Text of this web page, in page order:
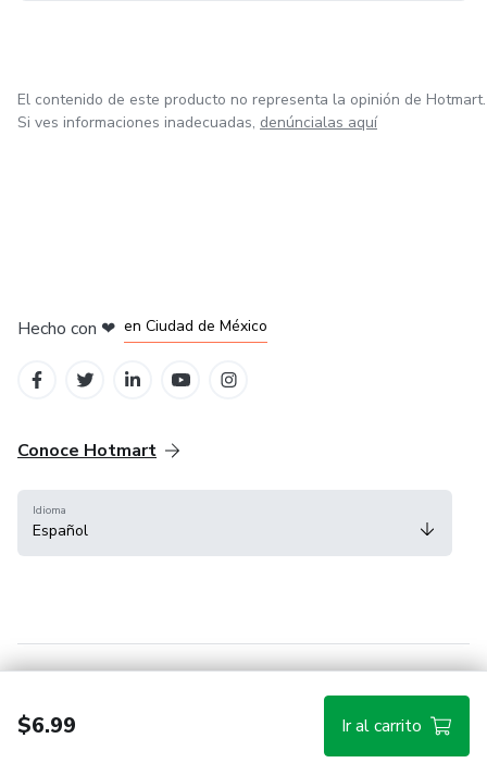
$6.99 Ir al carrito
El contenido de este producto no representa la opinión de Hotmart.
Si ves informaciones inadecuadas, denúncialas aquí
Hecho con ❤ en Ciudad de México
Conoce Hotmart
Idioma
Español
Hotmart — 2011-2026 © Todos los derechos reservados.